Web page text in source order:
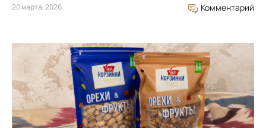
20 марта, 2026 Комментарий